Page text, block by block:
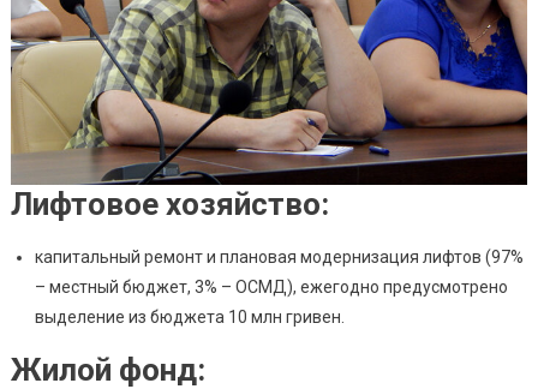
Лифтовое хозяйство:
капитальный ремонт и плановая модернизация лифтов (97%
– местный бюджет, 3% – ОСМД), ежегодно предусмотрено
выделение из бюджета 10 млн гривен.
Жилой фонд: